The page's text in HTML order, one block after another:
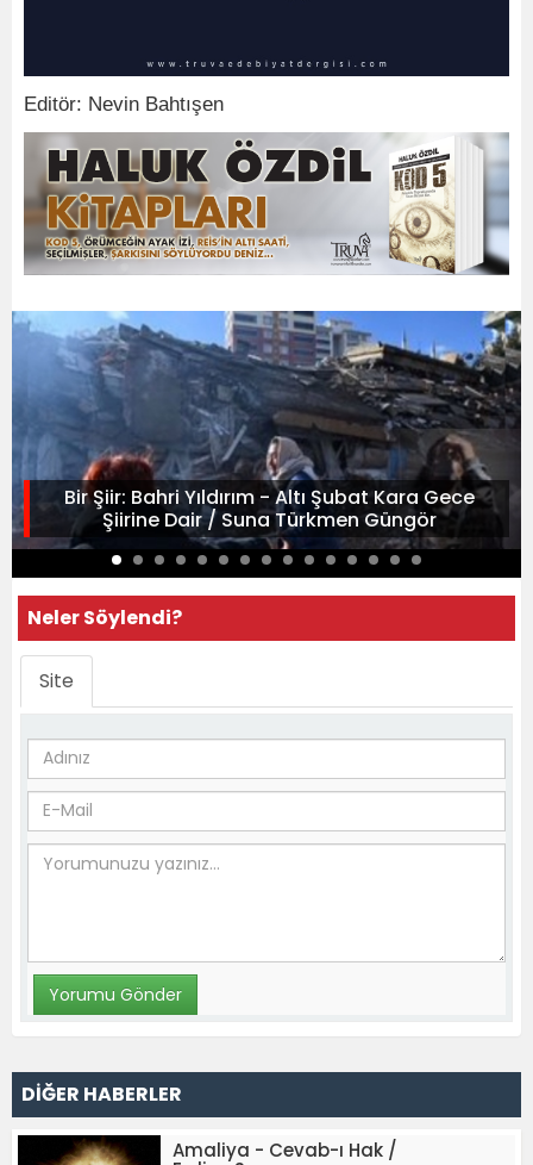
Editör: Nevin Bahtışen
Bir Şiir: Bahri Yıldırım - Altı Şubat Kara Gece
Şiirine Dair / Suna Türkmen Güngör
Neler Söylendi?
Site
DİĞER HABERLER
Amaliya - Cevab-ı Hak /